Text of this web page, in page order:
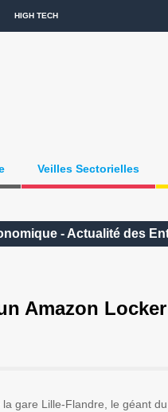
HIGH TECH
Veilles Sectorielles
- Actualité des
Amazon
gare Lille-Flandre, le géant